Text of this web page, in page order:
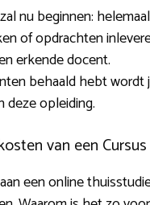
nu beginnen:
of opdrachten
erkende docent.
behaald hebt
deze opleiding.
van een
een online